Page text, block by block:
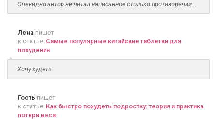
Очевидно автор не читал написанное столько противоречий....
Лена пишет
к статье: Самые популярные китайские таблетки для
похудения
Хочу худеть
Гость пишет
к статье: Как быстро похудеть подростку: теория и практика
потери веса